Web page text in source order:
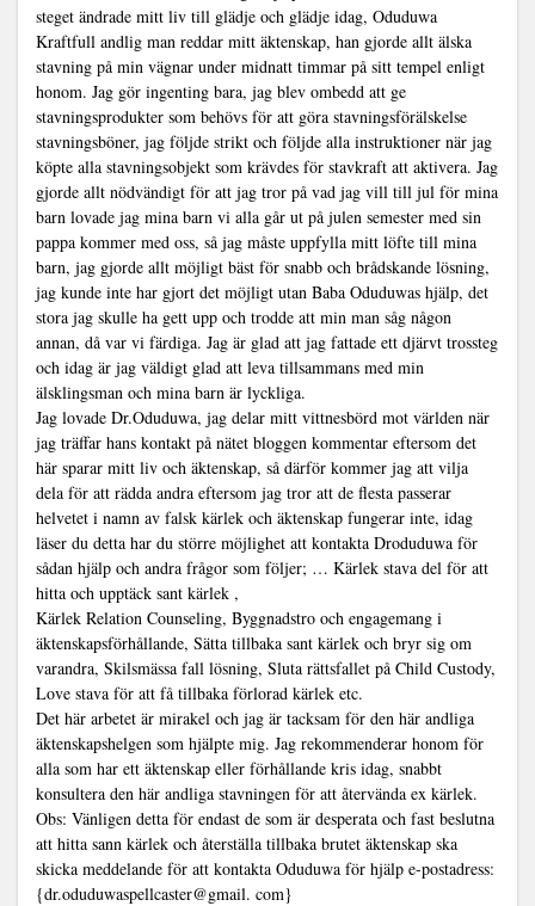
steget ändrade mitt liv till glädje och glädje idag, Oduduwa
Kraftfull andlig man reddar mitt äktenskap, han gjorde allt älska
stavning på min vägnar under midnatt timmar på sitt tempel enligt
honom. Jag gör ingenting bara, jag blev ombedd att ge
stavningsprodukter som behövs för att göra stavningsförälskelse
stavningsböner, jag följde strikt och följde alla instruktioner när jag
köpte alla stavningsobjekt som krävdes för stavkraft att aktivera. Jag
gjorde allt nödvändigt för att jag tror på vad jag vill till jul för mina
barn lovade jag mina barn vi alla går ut på julen semester med sin
pappa kommer med oss, så jag måste uppfylla mitt löfte till mina
barn, jag gjorde allt möjligt bäst för snabb och brådskande lösning,
jag kunde inte har gjort det möjligt utan Baba Oduduwas hjälp, det
stora jag skulle ha gett upp och trodde att min man såg någon
annan, då var vi färdiga. Jag är glad att jag fattade ett djärvt trossteg
och idag är jag väldigt glad att leva tillsammans med min
älsklingsman och mina barn är lyckliga.
Jag lovade Dr.Oduduwa, jag delar mitt vittnesbörd mot världen när
jag träffar hans kontakt på nätet bloggen kommentar eftersom det
här sparar mitt liv och äktenskap, så därför kommer jag att vilja
dela för att rädda andra eftersom jag tror att de flesta passerar
helvetet i namn av falsk kärlek och äktenskap fungerar inte, idag
läser du detta har du större möjlighet att kontakta Droduduwa för
sådan hjälp och andra frågor som följer; … Kärlek stava del för att
hitta och upptäck sant kärlek ,
Kärlek Relation Counseling, Byggnadstro och engagemang i
äktenskapsförhållande, Sätta tillbaka sant kärlek och bryr sig om
varandra, Skilsmässa fall lösning, Sluta rättsfallet på Child Custody,
Love stava för att få tillbaka förlorad kärlek etc.
Det här arbetet är mirakel och jag är tacksam för den här andliga
äktenskapshelgen som hjälpte mig. Jag rekommenderar honom för
alla som har ett äktenskap eller förhållande kris idag, snabbt
konsultera den här andliga stavningen för att återvända ex kärlek.
Obs: Vänligen detta för endast de som är desperata och fast beslutna
att hitta sann kärlek och återställa tillbaka brutet äktenskap ska
skicka meddelande för att kontakta Oduduwa för hjälp e-postadress:
{dr.oduduwaspellcaster@gmail. com}